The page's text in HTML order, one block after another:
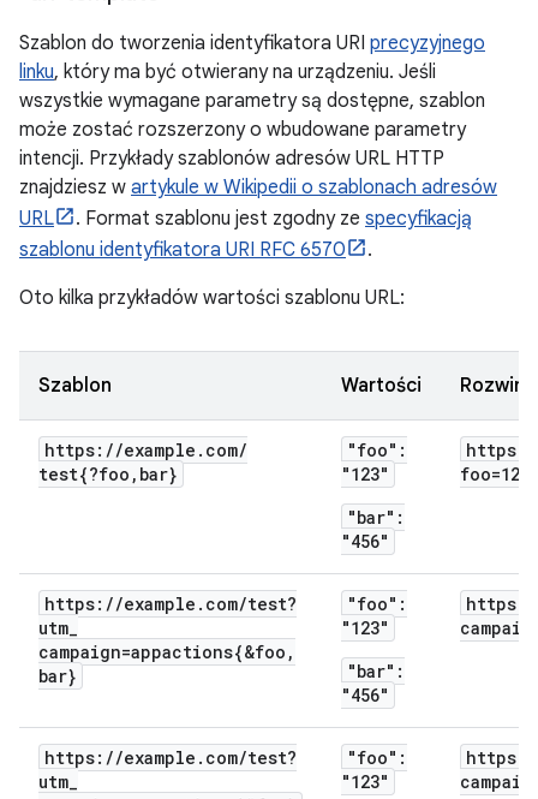
Szablon do tworzenia identyfikatora URI precyzyjnego
linku, który ma być otwierany na urządzeniu. Jeśli
wszystkie wymagane parametry są dostępne, szablon
może zostać rozszerzony o wbudowane parametry
intencji. Przykłady szablonów adresów URL HTTP
znajdziesz w artykule w Wikipedii o szablonach adresów
URL
. Format szablonu jest zgodny ze specyfikacją
szablonu identyfikatora URI RFC 6570
.
Oto kilka przykładów wartości szablonu URL:
Szablon Wartości
https: //example . com/
test{?foo , bar}
"foo":
"123"
"bar":
"456"
https:
https: //example . com/test?
utm_
campaign=appactions{&foo ,
bar}
"foo":
"123"
"bar":
"456"
https:
https: //example . com/test?
utm_
"foo":
"123"
https: